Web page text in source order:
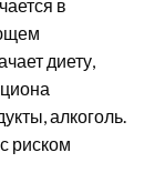
в
диету,
алкоголь.
риском